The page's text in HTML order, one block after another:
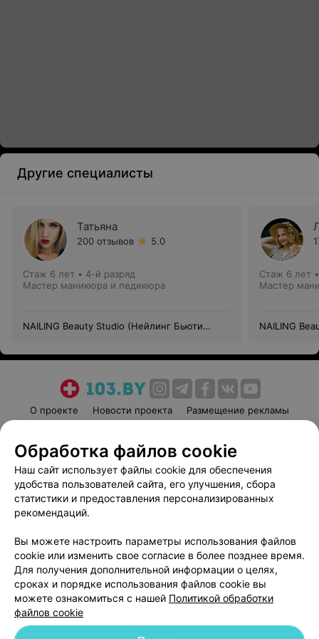
Другие специалисты
Татьяна
200 отзывов 5.0
Стаж 6 лет • 4-й разряд
Мастер маникюра и педикюра
NAILING Beauty Studio (Нейлинг Бьюти
Стаж 6 лет
Мастер
NAILING
О проекте Новости проекта
Размещение рекламы
Пользовательское соглашение
Способы оплаты
Вакансии
Партнеры
Написать руководителю 103.by
Обработка персональных данных
Обработка файлов cookie
Наш сайт использует файлы cookie для обеспечения
удобства пользователей сайта, его улучшения, сбора
статистики и предоставления персонализированных
рекомендаций.
Вы можете настроить параметры использования файлов
cookie или изменить свое согласие в более позднее время.
Для получения дополнительной информации о целях,
сроках и порядке использования файлов cookie вы
можете ознакомиться с нашей Политикой обработки
файлов cookie